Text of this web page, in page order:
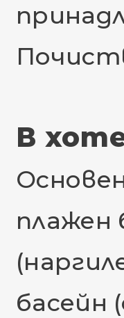
В
плажен
басейн